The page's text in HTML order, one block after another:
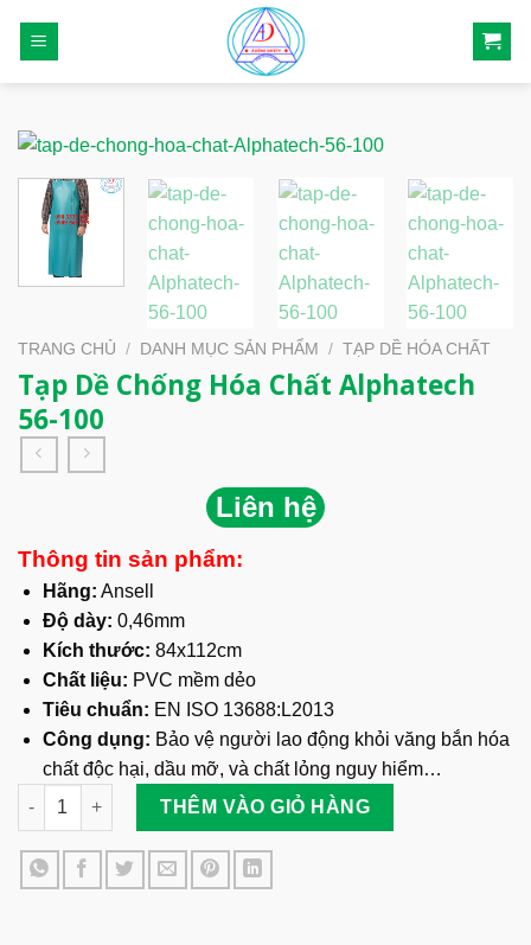
TRANG CHỦ / DANH MỤC SẢN PHẨM / TẠP DỀ HÓA CHẤT
Tạp Dề Chống Hóa Chất Alphatech
56-100
Liên hệ
Thông tin sản phẩm:
Hãng: Ansell
Độ dày: 0,46mm
Kích thước: 84x112cm
Chất liệu: PVC mềm dẻo
Tiêu chuẩn: EN ISO 13688:L2013
Công dụng: Bảo vệ người lao động khỏi văng bắn hóa
chất độc hại, dầu mỡ, và chất lỏng nguy hiểm…
Tạp Dề Chống Hóa Chất Alphatech 56-100 số lượng
THÊM VÀO GIỎ HÀNG